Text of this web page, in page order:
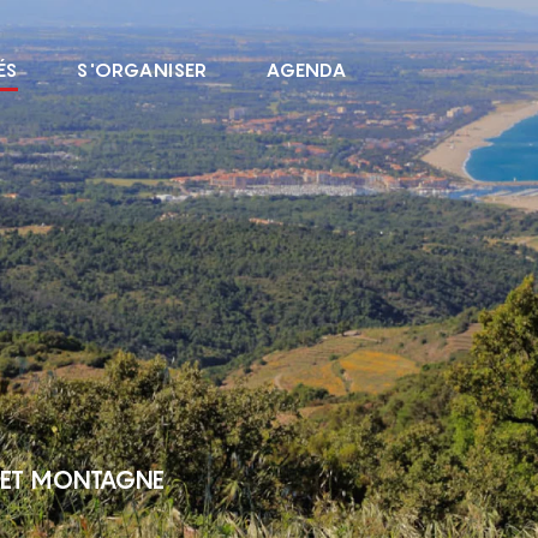
S'ORGANISER AGENDA
MONTAGNE